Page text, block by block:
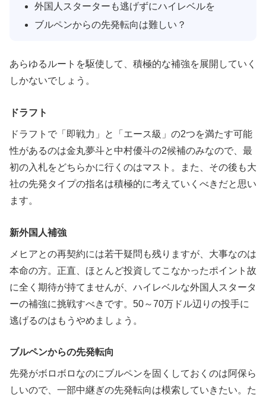
外国人スターターも逃げずにハイレベルを
ブルペンからの先発転向は難しい？
あらゆるルートを駆使して、積極的な補強を展開していく
しかないでしょう。
ドラフト
ドラフトで「即戦力」と「エース級」の2つを満たす可能
性があるのは金丸夢斗と中村優斗の2候補のみなので、最
初の入札をどちらかに行くのはマスト。また、その後も大
社の先発タイプの指名は積極的に考えていくべきだと思い
ます。
新外国人補強
メヒアとの再契約には若干疑問も残りますが、大事なのは
本命の方。正直、ほとんど投資してこなかったポイント故
に全く期待が持てませんが、ハイレベルな外国人スタータ
ーの補強に挑戦すべきです。50～70万ドル辺りの投手に
逃げるのはもうやめましょう。
ブルペンからの先発転向
先発がボロボロなのにブルペンを固くしておくのは阿保ら
しいので、一部中継ぎの先発転向は模索していきたい。た